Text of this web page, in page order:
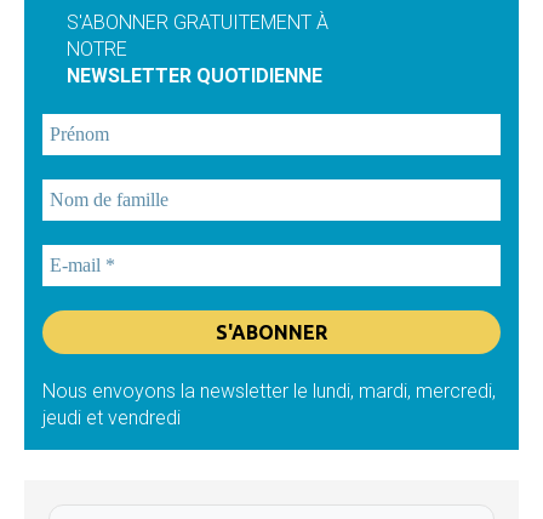
S'ABONNER GRATUITEMENT À
NOTRE
NEWSLETTER QUOTIDIENNE
Nous envoyons la newsletter le lundi, mardi, mercredi,
jeudi et vendredi